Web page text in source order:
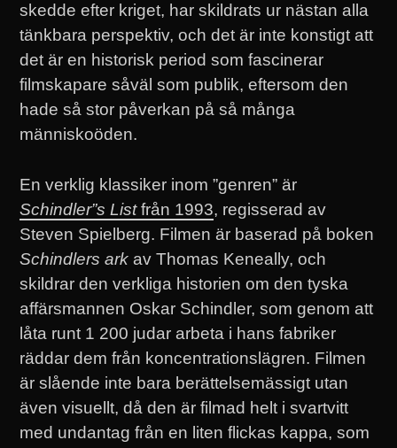
skedde efter kriget, har skildrats ur nästan alla
tänkbara perspektiv, och det är inte konstigt att
det är en historisk period som fascinerar
filmskapare såväl som publik, eftersom den
hade så stor påverkan på så många
människoöden.
En verklig klassiker inom ”genren” är
Schindler”s Listfrån 1993, regisserad av
Steven Spielberg. Filmen är baserad på boken
Schindlers ark av Thomas Keneally, och
skildrar den verkliga historien om den tyska
affärsmannen Oskar Schindler, som genom att
låta runt 1 200 judar arbeta i hans fabriker
räddar dem från koncentrationslägren. Filmen
är slående inte bara berättelsemässigt utan
även visuellt, då den är filmad helt i svartvitt
med undantag från en liten flickas kappa, som